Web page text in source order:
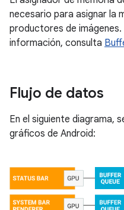
necesario para asignar la
productores de
información, consulta
Flujo de datos
En el siguiente diagrama,
gráficos de Android: